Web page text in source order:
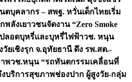
ตบุคลากร – สพฐ. หวั่นเด็กไทยเริ่ม
ลังเยาวชนจัดงาน “Zero Smoke
ปลอดบุหรี่และบุหรี่ไฟฟ้าวช. หนุน
ยเชิงรุก จ.อุทัยธานี ดึง รพ.สต.-
พวช.หนุน “รถทันตกรรมเคลื่อนที่
งบริการสุขภาพช่องปาก ผู้สูงวัย-กลุ่ม